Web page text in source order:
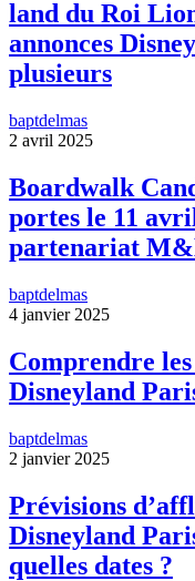
land du Roi
annonces
plusieurs
baptdelmas
2 avril 2025
Boardwalk
portes le 11
partenariat
baptdelmas
4 janvier 2025
Comprendre
Disneyland
baptdelmas
2 janvier 2025
Prévisions
Disneyland
quelles dates ?